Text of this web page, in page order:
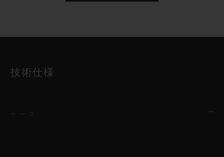
技術仕様